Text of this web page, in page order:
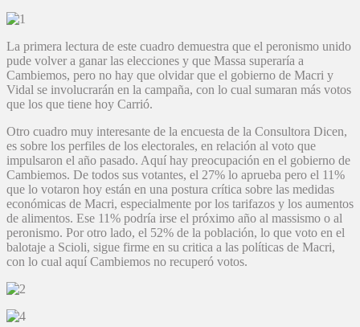
La primera lectura de este cuadro demuestra que el peronismo unido
pude volver a ganar las elecciones y que Massa superaría a
Cambiemos, pero no hay que olvidar que el gobierno de Macri y
Vidal se involucrarán en la campaña, con lo cual sumaran más votos
que los que tiene hoy Carrió.
Otro cuadro muy interesante de la encuesta de la Consultora Dicen,
es sobre los perfiles de los electorales, en relación al voto que
impulsaron el año pasado. Aquí hay preocupación en el gobierno de
Cambiemos. De todos sus votantes, el 27% lo aprueba pero el 11%
que lo votaron hoy están en una postura crítica sobre las medidas
económicas de Macri, especialmente por los tarifazos y los aumentos
de alimentos. Ese 11% podría irse el próximo año al massismo o al
peronismo. Por otro lado, el 52% de la población, lo que voto en el
balotaje a Scioli, sigue firme en su critica a las políticas de Macri,
con lo cual aquí Cambiemos no recuperó votos.